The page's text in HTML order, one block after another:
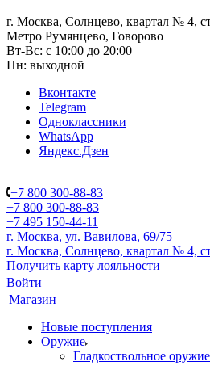
г. Москва, Солнцево, квартал № 4,
Метро Румянцево, Говорово
Вт-Вс: с 10:00 до 20:00
Пн: выходной
Вконтакте
Telegram
Одноклассники
WhatsApp
Яндекс.Дзен
+7 800 300-88-83
+7 800 300-88-83
+7 495 150-44-11
г. Москва, ул. Вавилова, 69/75
г. Москва, Солнцево, квартал № 4,
Получить карту лояльности
Войти
Магазин
Новые поступления
Оружие
Гладкоствольное оружие